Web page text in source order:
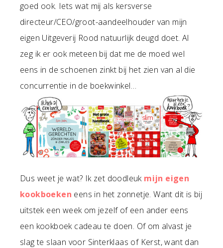
goed ook. Iets wat mij als kersverse
directeur/CEO/groot-aandeelhouder van mijn
eigen Uitgeverij Rood natuurlijk deugd doet. Al
zeg ik er ook meteen bij dat me de moed wel
eens in de schoenen zinkt bij het zien van al die
concurrentie in de boekwinkel…
Dus weet je wat? Ik zet doodleuk mijn eigen
kookboeken eens in het zonnetje. Want dit is bij
uitstek een week om jezelf of een ander eens
een kookboek cadeau te doen. Of om alvast je
slag te slaan voor Sinterklaas of Kerst, want dan